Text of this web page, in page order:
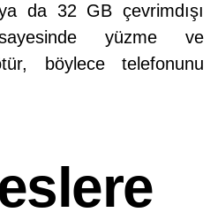
da 32 GB çevrimdışı
yüzme ve
böylece telefonunu